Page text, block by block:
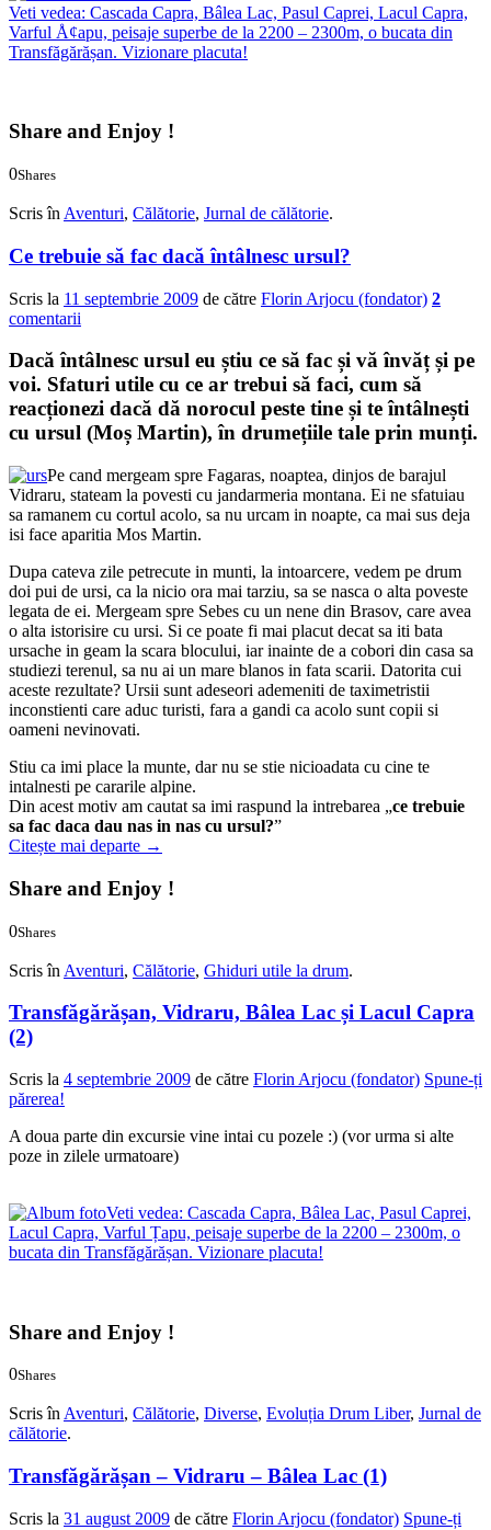
Veti vedea: Cascada Capra, Bâlea Lac, Pasul Caprei, Lacul Capra,
Varful Å¢apu, peisaje superbe de la 2200 – 2300m, o bucata din
Transfăgărășan. Vizionare placuta!
Share and Enjoy !
0Shares
Scris în Aventuri, Călătorie, Jurnal de călătorie.
Ce trebuie să fac dacă întâlnesc ursul?
Scris la 11 septembrie 2009 de către Florin Arjocu (fondator) 2
comentarii
Dacă întâlnesc ursul eu știu ce să fac și vă învăț și pe
voi. Sfaturi utile cu ce ar trebui să faci, cum să
reacționezi dacă dă norocul peste tine și te întâlnești
cu ursul (Moș Martin), în drumețiile tale prin munți.
Pe cand mergeam spre Fagaras, noaptea, dinjos de barajul
Vidraru, stateam la povesti cu jandarmeria montana. Ei ne sfatuiau
sa ramanem cu cortul acolo, sa nu urcam in noapte, ca mai sus deja
isi face aparitia Mos Martin.
Dupa cateva zile petrecute in munti, la intoarcere, vedem pe drum
doi pui de ursi, ca la nicio ora mai tarziu, sa se nasca o alta poveste
legata de ei. Mergeam spre Sebes cu un nene din Brasov, care avea
o alta istorisire cu ursi. Si ce poate fi mai placut decat sa iti bata
ursache in geam la scara blocului, iar inainte de a cobori din casa sa
studiezi terenul, sa nu ai un mare blanos in fata scarii. Datorita cui
aceste rezultate? Ursii sunt adeseori ademeniti de taximetristii
inconstienti care aduc turisti, fara a gandi ca acolo sunt copii si
oameni nevinovati.
Stiu ca imi place la munte, dar nu se stie nicioadata cu cine te
intalnesti pe cararile alpine.
Din acest motiv am cautat sa imi raspund la intrebarea „ce trebuie
sa fac daca dau nas in nas cu ursul?”
Citește mai departe →
Share and Enjoy !
0Shares
Scris în Aventuri, Călătorie, Ghiduri utile la drum.
Transfăgărășan, Vidraru, Bâlea Lac și Lacul Capra
(2)
Scris la 4 septembrie 2009 de către Florin Arjocu (fondator) Spune-ți
părerea!
A doua parte din excursie vine intai cu pozele :) (vor urma si alte
poze in zilele urmatoare)
Veti vedea: Cascada Capra, Bâlea Lac, Pasul Caprei,
Lacul Capra, Varful Țapu, peisaje superbe de la 2200 – 2300m, o
bucata din Transfăgărășan. Vizionare placuta!
Share and Enjoy !
0Shares
Scris în Aventuri, Călătorie, Diverse, Evoluția Drum Liber, Jurnal de
călătorie.
Transfăgărășan – Vidraru – Bâlea Lac (1)
Scris la 31 august 2009 de către Florin Arjocu (fondator) Spune-ți